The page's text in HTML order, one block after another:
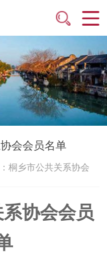
会会员名单
桐乡市公共关系协会
协会会员